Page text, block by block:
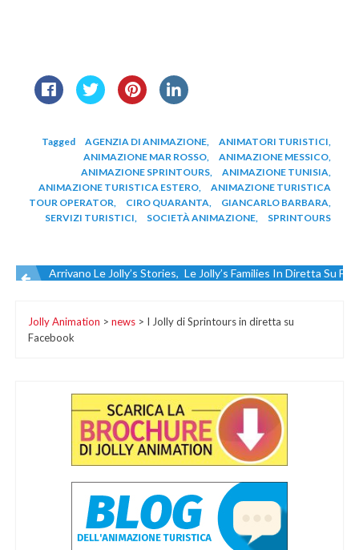
Tagged AGENZIA DI ANIMAZIONE, ANIMATORI TURISTICI,
ANIMAZIONE MAR ROSSO, ANIMAZIONE MESSICO,
ANIMAZIONE SPRINTOURS, ANIMAZIONE TUNISIA,
ANIMAZIONE TURISTICA ESTERO,
ANIMAZIONE TURISTICA
TOUR OPERATOR, CIRO QUARANTA, GIANCARLO BARBARA,
SERVIZI TURISTICI, SOCIETÀ ANIMAZIONE, SPRINTOURS
Navigazione
articoli
Arrivano Le Jolly’s Stories, Le Dirette Su Facebook
Le Jolly’s Families In Diretta Su
Jolly Animation > news > I Jolly di Sprintours in diretta su
Facebook